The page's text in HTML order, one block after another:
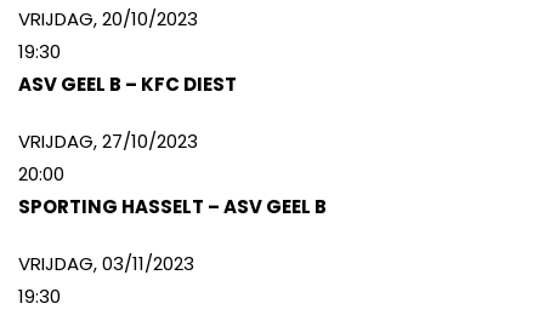
VRIJDAG, 20/10/2023
19:30
ASV GEEL B – KFC DIEST
VRIJDAG, 27/10/2023
20:00
SPORTING HASSELT – ASV GEEL B
VRIJDAG, 03/11/2023
19:30